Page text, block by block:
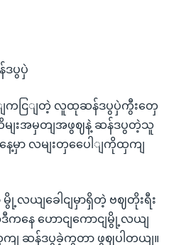
ဒပွပှဲ
ျကငြျတဲ့ လူထုဆန်ဒပွပှဲကွီးတှေ
ျးအမှတျအဖွဈနဲ့ ဆန်ဒပွတဲ့သူ
ကနေ့မှာ လမျးတှပေေါျကိုထှကျ
လယျခေါငျမှာရှိတဲ့ ဗဈတိုးရီး
ဒီကနေ ဟောငျကောငျမွို့လယျ
ကျ ဆန်ဒပွခဲ့ကွတာ ဖွဈပါတယျ။